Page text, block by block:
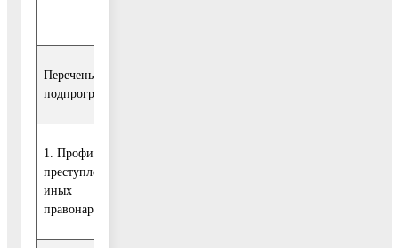
Перечень
подпрограмм
1. Профилактика
преступлений и
иных
правонарушений